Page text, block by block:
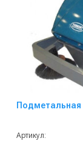
Подметальная
Артикул: